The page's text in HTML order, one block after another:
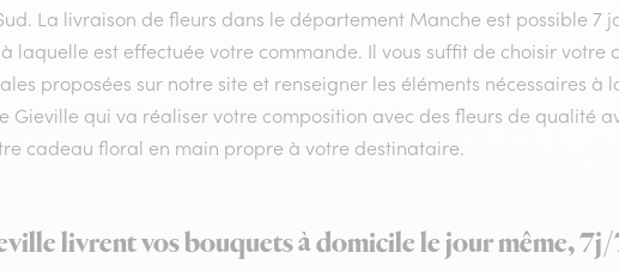
La livraison de fleurs dans le département Manche est possible 7
à laquelle est effectuée votre commande. Il vous suffit de choisir votre
proposées sur notre site et renseigner les éléments nécessaires à
Gieville qui va réaliser votre composition avec des fleurs de qualité
cadeau floral en main propre à votre destinataire.
livrent vos bouquets à domicile le jour même,